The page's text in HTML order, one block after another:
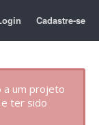
Cadastre-se
a um projeto
ter sido